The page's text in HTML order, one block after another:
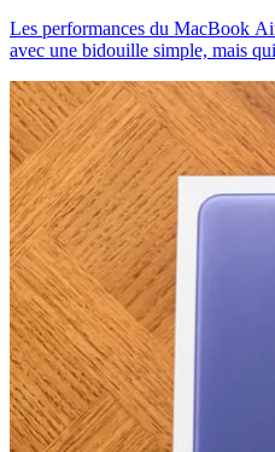
Les performances du MacBook
avec une bidouille simple, mais